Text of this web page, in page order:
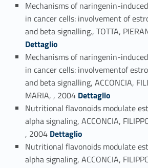
Mechanisms of naringenin-
in cancer cells: involvement of
and beta signalling., TOTTA,
Dettaglio
Mechanisms of naringenin-
in cancer cells: involvementof
and beta signalling, ACCONCIA,
MARIA, , 2004 Link identifier #identifier_person_11472-110
Dettaglio
Nutritional flavonoids modulate
alpha signaling, ACCONCIA,
, 2004 Link identifier #identifier_person_139539-111
Dettaglio
Nutritional flavonoids modulate
alpha signaling, ACCONCIA,